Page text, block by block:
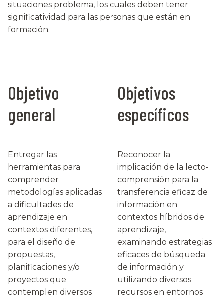
situaciones problema, los cuales deben tener
significatividad para las personas que están en
formación.
Objetivo
general
Entregar las
herramientas para
comprender
metodologías aplicadas
a dificultades de
aprendizaje en
contextos diferentes,
para el diseño de
propuestas,
planificaciones y/o
proyectos que
contemplen diversos
Objetivos
específicos
Reconocer la
implicación de la lecto-
comprensión para la
transferencia eficaz de
información en
contextos híbridos de
aprendizaje,
examinando estrategias
eficaces de búsqueda
de información y
utilizando diversos
recursos en entornos